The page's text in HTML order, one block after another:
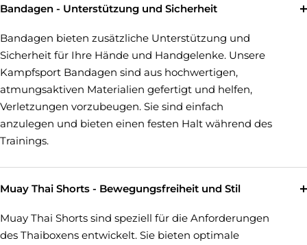
Bandagen - Unterstützung und Sicherheit
Bandagen bieten zusätzliche Unterstützung und
Sicherheit für Ihre Hände und Handgelenke. Unsere
Kampfsport Bandagen sind aus hochwertigen,
atmungsaktiven Materialien gefertigt und helfen,
Verletzungen vorzubeugen. Sie sind einfach
anzulegen und bieten einen festen Halt während des
Trainings.
Muay Thai Shorts - Bewegungsfreiheit und Stil
Muay Thai Shorts sind speziell für die Anforderungen
des Thaiboxens entwickelt. Sie bieten optimale